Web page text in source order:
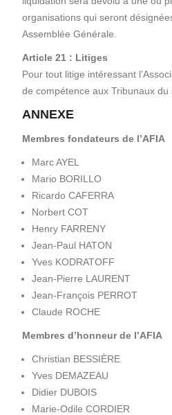
organisations qui seront
Assemblée Générale.
Article 21 : Litiges
Pour tout litige intéressant
de compétence aux Tribunaux du
ANNEXE
Membres fondateurs de l’AFIA
Marc AYEL
Mario BORILLO
Ricardo CAFERRA
Norbert COT
Henry FARRENY
Jean-Paul HATON
Yves KODRATOFF
Jean-Pierre LAURENT
Jean-François PERROT
Claude ROCHE
Membres d’honneur de l’AFIA
Christian BESSIÈRE
Yves DEMAZEAU
Didier DUBOIS
Marie-Odile CORDIER